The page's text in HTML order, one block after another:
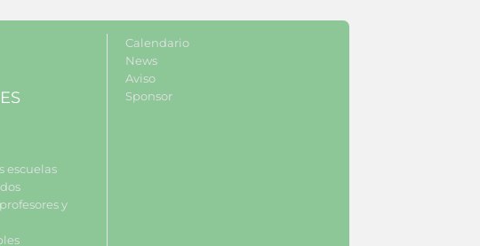
escuelas
y
Calendario
News
Aviso
Sponsor